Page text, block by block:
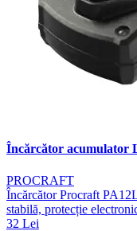
Încărcător acumulator
PROCRAFT
Încărcător Procraft
stabilă, protecție
32 Lei